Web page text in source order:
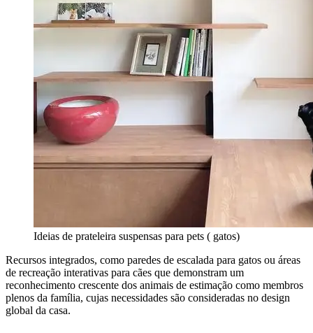
Ideias de prateleira suspensas para pets ( gatos)
Recursos integrados, como paredes de escalada para gatos ou áreas
de recreação interativas para cães que demonstram um
reconhecimento crescente dos animais de estimação como membros
plenos da família, cujas necessidades são consideradas no design
global da casa.